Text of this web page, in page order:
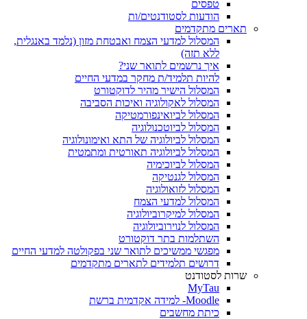
טפסים
הודעות לסטודנטים/ות
תארים מתקדמים
המסלול למדעי הצמח ואבטחת מזון (נלמד באנגלית,
ללא תזה)
איך נרשמים לתואר שני?
להיות תלמיד/ת מחקר במדעי החיים
המסלול הישיר מהיר לדוקטורט
המסלול לאקולוגיה ואיכות הסביבה
המסלול לביואינפורמטיקה
המסלול לביוטכנולוגיה
המסלול לביולוגיה של התא ואימונולוגיה
המסלול לביולוגיה תאורטית ומתמטית
המסלול לביוכימיה
המסלול לגנטיקה
המסלול לזואולוגיה
המסלול למדעי הצמח
המסלול למיקרוביולוגיה
המסלול לנוירוביולוגיה
השתלמות בתר דוקטורט
מפגשי ממשיכים לתואר שני בפקולטה למדעי החיים
דרושים תלמידים לתארים מתקדמים
שרות לסטודנט
MyTau
Moodle- למידה אקדמית ברשת
כיתת מחשבים